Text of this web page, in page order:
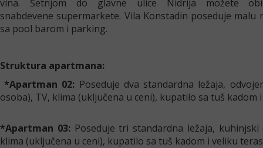
vina. Šetnjom do glavne ulice Nidrija možete
snabdevene supermarkete. Vila Konstadin poseduje
sa pool barom i parking.
Struktura apartmana:
*Apartman 02: Poseduje dva standardna ležaja,
osoba), TV, klima (uključena u ceni), kupatilo sa tuš
*Apartman 03:Poseduje tri standardna ležaja,
klima (uključena u ceni), kupatilo sa tuš kadom i veliku